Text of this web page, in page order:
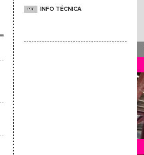
PDF INFO TÉCNICA